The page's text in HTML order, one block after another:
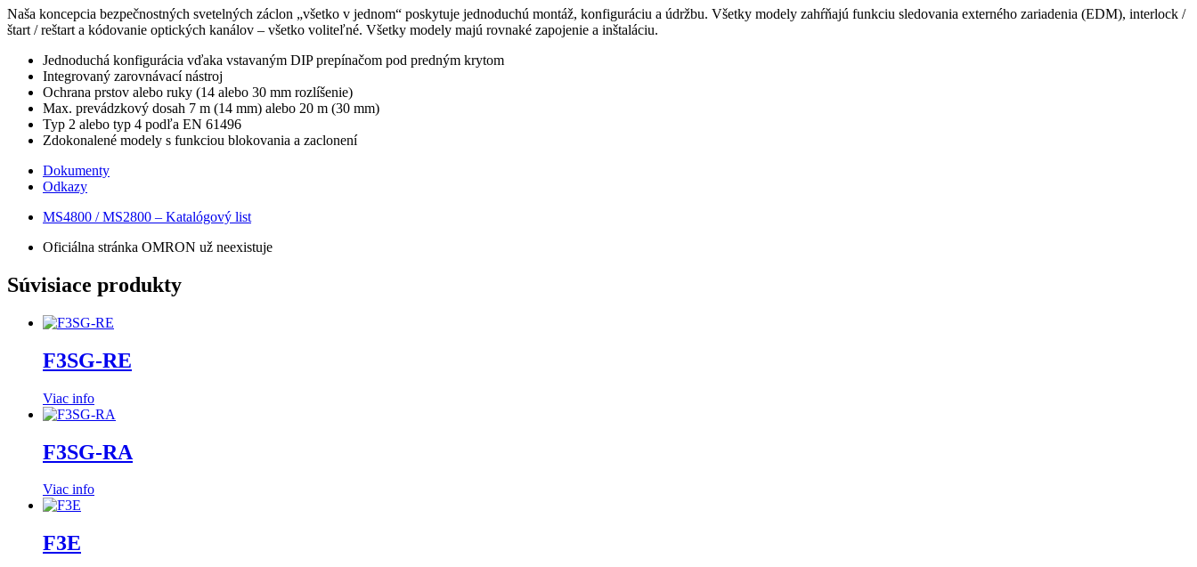
Naša koncepcia bezpečnostných svetelných záclon „všetko v jednom“ poskytuje jednoduchú montáž, konfiguráciu a údržbu. Všetky modely zahŕňajú funkciu sledovania externého zariadenia (EDM), interlock /
štart / reštart a kódovanie optických kanálov – všetko voliteľné. Všetky modely majú rovnaké zapojenie a inštaláciu.
Jednoduchá konfigurácia vďaka vstavaným DIP prepínačom pod predným krytom
Integrovaný zarovnávací nástroj
Ochrana prstov alebo ruky (14 alebo 30 mm rozlíšenie)
Max. prevádzkový dosah 7 m (14 mm) alebo 20 m (30 mm)
Typ 2 alebo typ 4 podľa EN 61496
Zdokonalené modely s funkciou blokovania a zaclonení
Dokumenty
Odkazy
MS4800 / MS2800 – Katalógový list
Oficiálna stránka OMRON už neexistuje
Súvisiace produkty
F3SG-RE
Viac info
F3SG-RA
Viac info
F3E